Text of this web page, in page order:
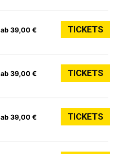
ab 39,00 € TICKETS
ab 39,00 € TICKETS
ab 39,00 € TICKETS